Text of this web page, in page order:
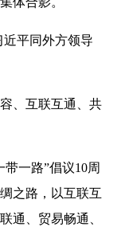
平同外方领导
、互联互通、共
一路”倡议10周
之路，以互联互
通、贸易畅通、